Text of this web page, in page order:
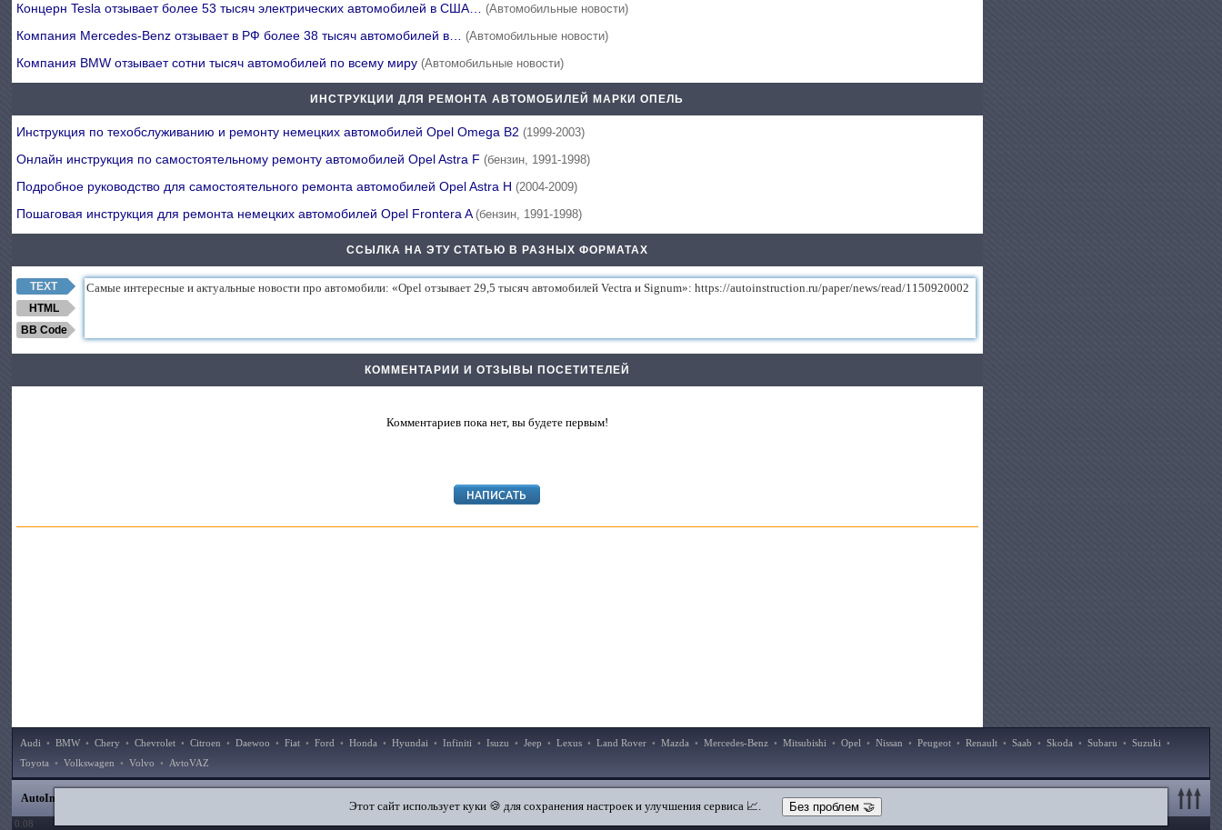
Концерн Tesla отзывает более 53 тысяч электрических автомобилей в США…(Автомобильные новости)
Компания Mercedes-Benz отзывает в РФ более 38 тысяч автомобилей в…(Автомобильные новости)
Компания BMW отзывает сотни тысяч автомобилей по всему миру(Автомобильные новости)
ИНСТРУКЦИИ ДЛЯ РЕМОНТА АВТОМОБИЛЕЙ МАРКИ ОПЕЛЬ
Инструкция по техобслуживанию и ремонту немецких автомобилей Opel Omega B2(1999-2003)
Онлайн инструкция по самостоятельному ремонту автомобилей Opel Astra F(бензин, 1991-1998)
Подробное руководство для самостоятельного ремонта автомобилей Opel Astra H(2004-2009)
Пошаговая инструкция для ремонта немецких автомобилей Opel Frontera A(бензин, 1991-1998)
ССЫЛКА НА ЭТУ СТАТЬЮ В РАЗНЫХ ФОРМАТАХ
TEXT
HTML
BB Code
КОММЕНТАРИИ И ОТЗЫВЫ ПОСЕТИТЕЛЕЙ
Комментариев пока нет, вы будете первым!
Audi • BMW • Chery • Chevrolet • Citroen • Daewoo • Fiat • Ford • Honda • Hyundai • Infiniti • Isuzu • Jeep • Lexus • Land Rover • Mazda • Mercedes-Benz • Mitsubishi • Opel • Nissan • Peugeot • Renault • Saab • Skoda • Subaru • Suzuki •
Toyota • Volkswagen • Volvo • AvtoVAZ
AutoInstruction.ru Добавить в закладки
0.08
Этот сайт использует куки 🍪 для сохранения настроек и улучшения сервиса 📈. Без проблем 🤝